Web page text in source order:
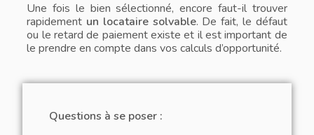
Une fois le bien sélectionné, encore faut-il trouver
rapidement un locataire solvable. De fait, le défaut
ou le retard de paiement existe et il est important de
le prendre en compte dans vos calculs d’opportunité.
Questions à se poser :